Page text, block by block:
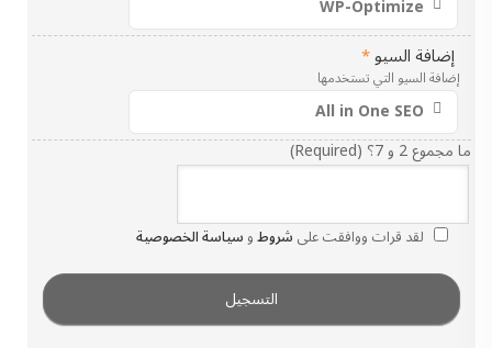
إضافة السيو*
إضافة السيو التي تستخدمها
ما مجموع 2 و 7؟ (Required)
لقد قرات ووافقت علىشروطوسياسة الخصوصية